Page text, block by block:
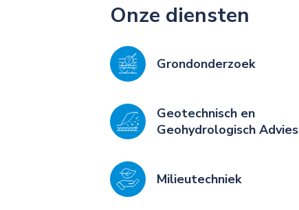
Onze diensten
Grondonderzoek
Geotechnisch en
Geohydrologisch Advies
Milieutechniek